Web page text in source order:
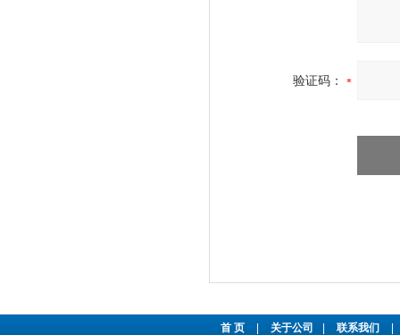
验证码：
首 页 关于公司 联系我们